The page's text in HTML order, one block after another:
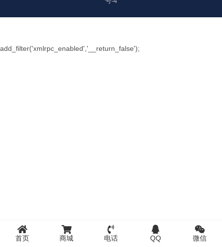
首页 商城 电话 QQ 微信
add_filter('xmlrpc_enabled','__return_false');